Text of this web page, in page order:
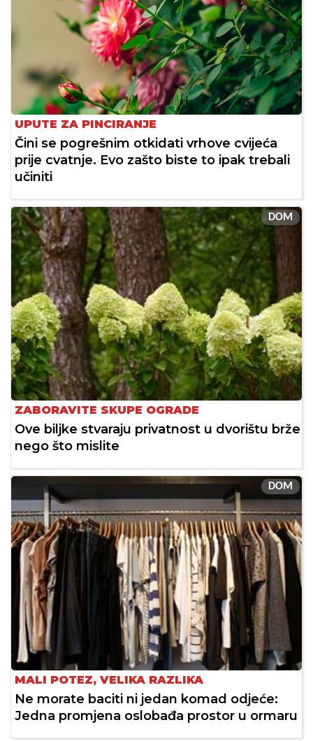
UPUTE ZA PINCIRANJE
Čini se pogrešnim otkidati vrhove cvijeća
prije cvatnje. Evo zašto biste to ipak trebali
učiniti
DOM
ZABORAVITE SKUPE OGRADE
Ove biljke stvaraju privatnost u dvorištu brže
nego što mislite
DOM
MALI POTEZ, VELIKA RAZLIKA
Ne morate baciti ni jedan komad odjeće:
Jedna promjena oslobađa prostor u ormaru